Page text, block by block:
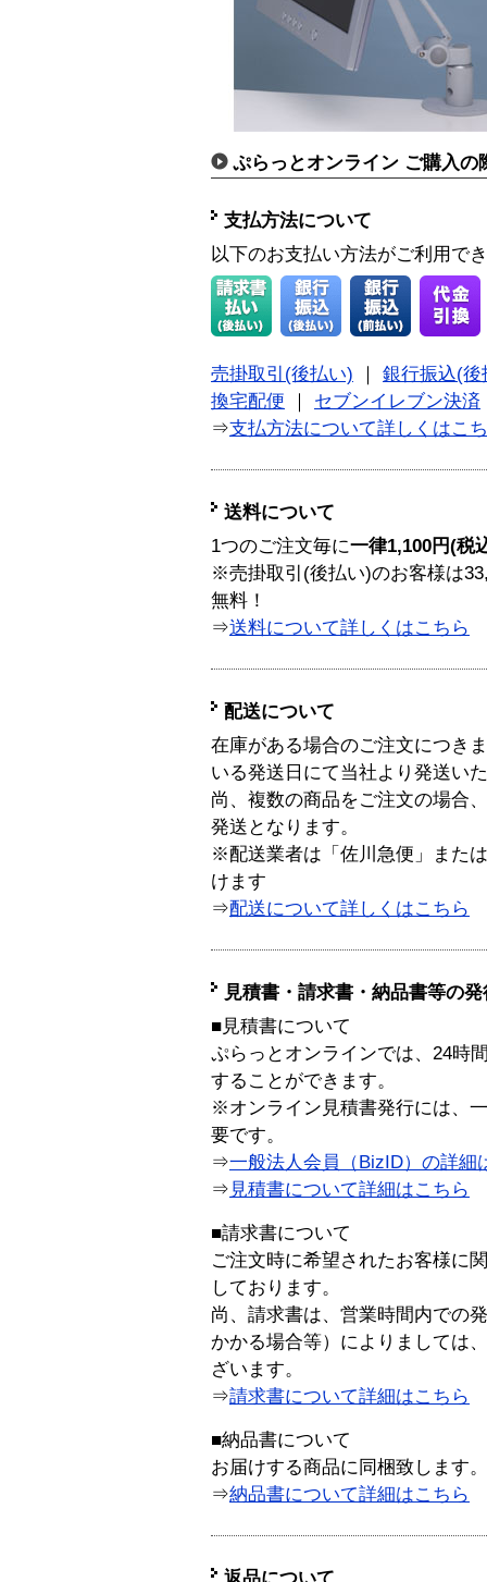
ぷらっとオンライン ご購入の
支払方法について
以下のお支払い方法がご利用で
売掛取引(後払い) ｜ 銀行振込(後
換宅配便 ｜ セブンイレブン決済
⇒支払方法について詳しくはこ
送料について
1つのご注文毎に一律1,100円(税
※売掛取引(後払い)のお客様は
無料！
⇒送料について詳しくはこちら
配送について
在庫がある場合のご注文につき
いる発送日にて当社より発送い
尚、複数の商品をご注文の場合
発送となります。
※配送業者は「佐川急便」また
けます
⇒配送について詳しくはこちら
見積書・請求書・納品書等の
■見積書について
ぷらっとオンラインでは、24時
することができます。
※オンライン見積書発行には、
要です。
⇒一般法人会員（BizID）の詳細
⇒ 見積書について詳細はこちら
■請求書について
ご注文時に希望されたお客様に
しております。
尚、請求書は、営業時間内での
かかる場合等）によりましては
ざいます。
⇒請求書について詳細はこちら
■納品書について
お届けする商品に同梱致します。
⇒納品書について詳細はこちら